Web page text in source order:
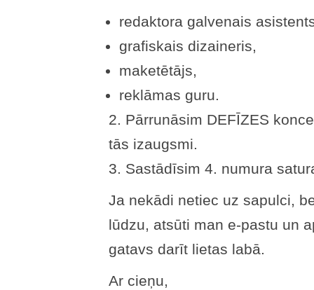
redaktora galvenais
grafiskais dizaineris,
maketētājs,
reklāmas guru.
2. Pārrunāsim DEFĪZES
tās izaugsmi.
3. Sastādīsim 4. numura
Ja nekādi netiec uz sapulci,
lūdzu, atsūti man e-pastu un
gatavs darīt lietas labā.
Ar cieņu,